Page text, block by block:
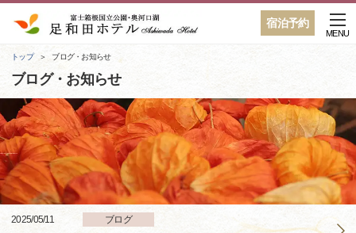
宿泊予約
MENU
トップ ブログ・お知らせ
ブログ・お知らせ
2025/05/11 ブログ